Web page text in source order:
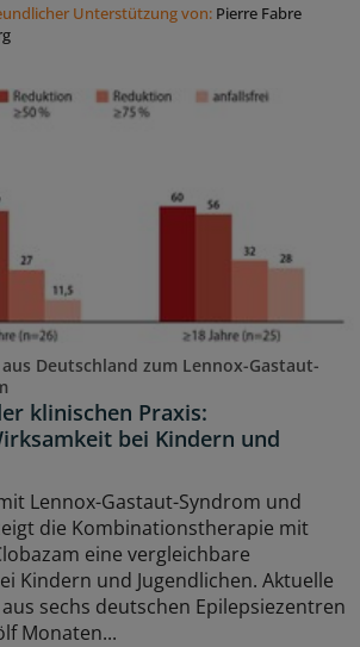
Unterstützung von: Pierre Fabre
Deutschland zum Lennox-Gastaut-
klinischen Praxis:
bei Kindern und
Lennox-Gastaut-Syndrom und
die Kombinationstherapie mit
eine vergleichbare
Kindern und Jugendlichen. Aktuelle
sechs deutschen Epilepsiezentren
Monaten...